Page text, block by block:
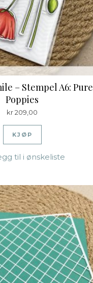
– Stempel A6: Pure
Poppies
kr209,00
KJØP
til i ønskeliste